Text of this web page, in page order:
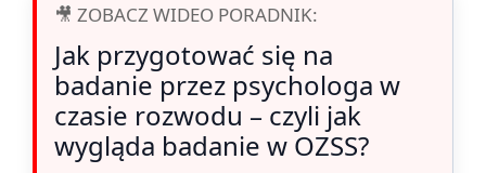
🎥 ZOBACZ WIDEO PORADNIK:
Jak przygotować się na
badanie przez psychologa w
czasie rozwodu – czyli jak
wygląda badanie w OZSS?